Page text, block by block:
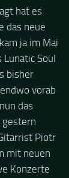
hat es
das neue
ja im Mai
Lunatic Soul
bisher
vorab
das
gestern
Piotr
mit neuen
Konzerte